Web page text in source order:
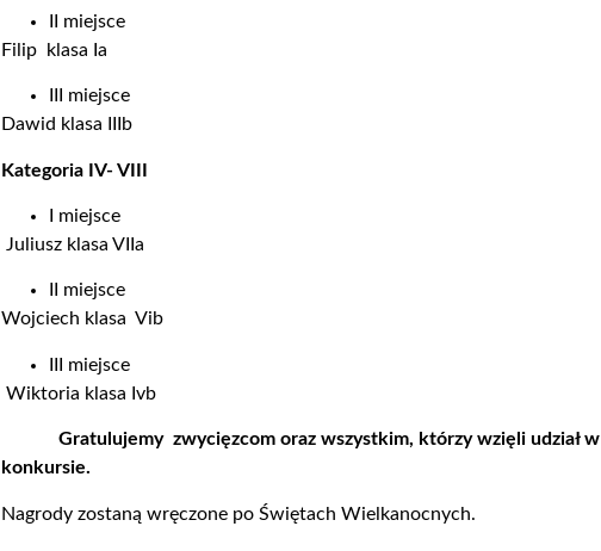
II miejsce
Filip klasa Ia
III miejsce
Dawid klasa IIIb
Kategoria IV- VIII
I miejsce
Juliusz klasa VIIa
II miejsce
Wojciech klasa Vib
III miejsce
Wiktoria klasa Ivb
Gratulujemy zwycięzcom oraz wszystkim, którzy wzięli udział w
konkursie.
Nagrody zostaną wręczone po Świętach Wielkanocnych.